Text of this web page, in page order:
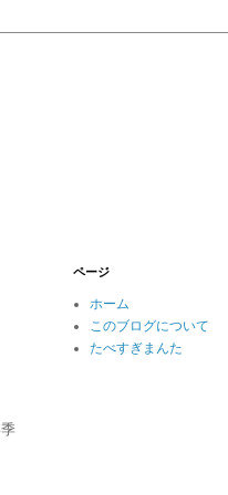
ページ
ホーム
このブログについて
たべすぎまんた